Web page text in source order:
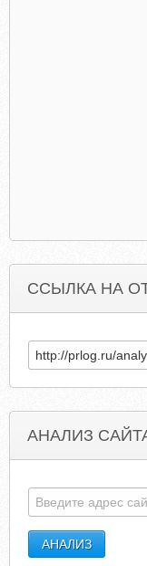
ССЫЛКА НА
АНАЛИЗ